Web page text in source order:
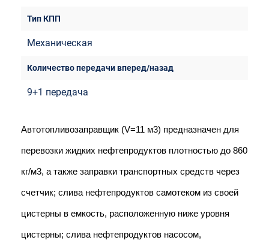
Механическая
9+1 передача
Автотопливозаправщик (V=11 м3) предназначен для
перевозки жидких нефтепродуктов плотностью до 860
кг/м3, а также заправки транспортных средств через
счетчик; слива нефтепродуктов самотеком из своей
цистерны в емкость, расположенную ниже уровня
цистерны; слива нефтепродуктов насосом,